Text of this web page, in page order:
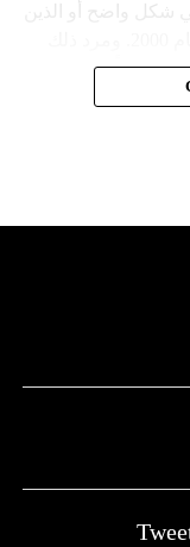
شكل واضح أو الذين
تكن يوماً محط
بالصراع ضد